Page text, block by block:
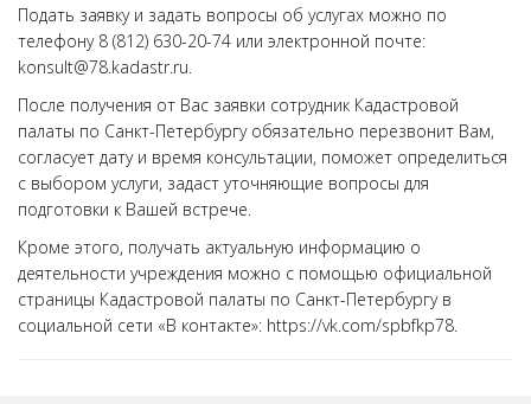
Подать заявку и задать вопросы об услугах можно по
телефону 8 (812) 630-20-74 или электронной почте:
konsult@78.kadastr.ru.
После получения от Вас заявки сотрудник Кадастровой
палаты по Санкт-Петербургу обязательно перезвонит Вам,
согласует дату и время консультации, поможет определиться
с выбором услуги, задаст уточняющие вопросы для
подготовки к Вашей встрече.
Кроме этого, получать актуальную информацию о
деятельности учреждения можно с помощью официальной
страницы Кадастровой палаты по Санкт-Петербургу в
социальной сети «В контакте»: https://vk.com/spbfkp78.